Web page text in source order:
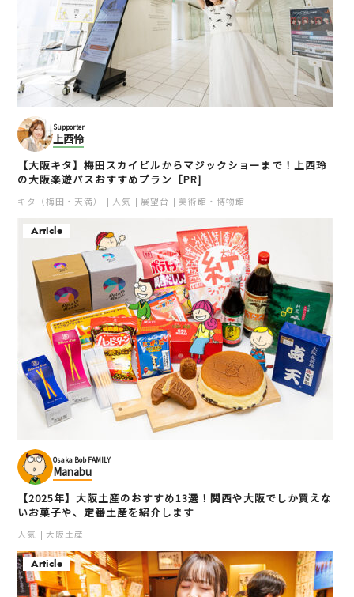
Supporter
上西怜
【大阪キタ】梅田スカイビルからマジックショーまで！上西玲
の大阪楽遊パスおすすめプラン［PR]
キタ（梅田・天満） 人気 展望台 美術館・博物館
Article
Osaka Bob FAMILY
Manabu
【2025年】大阪土産のおすすめ13選！関西や大阪でしか買えな
いお菓子や、定番土産を紹介します
人気 大阪土産
Article